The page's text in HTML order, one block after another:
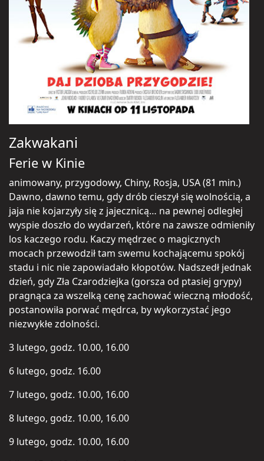
Zakwakani
Ferie w Kinie
animowany, przygodowy, Chiny, Rosja, USA (81 min.)
Dawno, dawno temu, gdy drób cieszył się wolnością, a
jaja nie kojarzyły się z jajecznicą… na pewnej odległej
wyspie doszło do wydarzeń, które na zawsze odmieniły
los kaczego rodu. Kaczy mędrzec o magicznych
mocach przewodził tam swemu kochającemu spokój
stadu i nic nie zapowiadało kłopotów. Nadszedł jednak
dzień, gdy Zła Czarodziejka (gorsza od ptasiej grypy)
pragnąca za wszelką cenę zachować wieczną młodość,
postanowiła porwać mędrca, by wykorzystać jego
niezwykłe zdolności.
3 lutego, godz. 10.00, 16.00
6 lutego, godz. 16.00
7 lutego, godz. 10.00, 16.00
8 lutego, godz. 10.00, 16.00
9 lutego, godz. 10.00, 16.00